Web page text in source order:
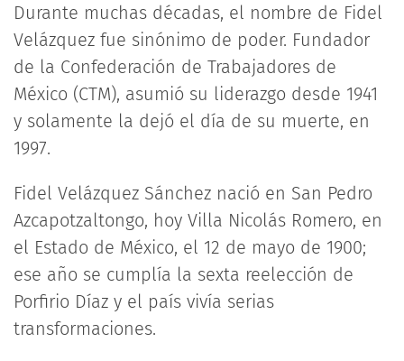
Durante muchas décadas, el nombre de Fidel
Velázquez fue sinónimo de poder. Fundador
de la Confederación de Trabajadores de
México (CTM), asumió su liderazgo desde 1941
y solamente la dejó el día de su muerte, en
1997.
Fidel Velázquez Sánchez nació en San Pedro
Azcapotzaltongo, hoy Villa Nicolás Romero, en
el Estado de México, el 12 de mayo de 1900;
ese año se cumplía la sexta reelección de
Porfirio Díaz y el país vivía serias
transformaciones.